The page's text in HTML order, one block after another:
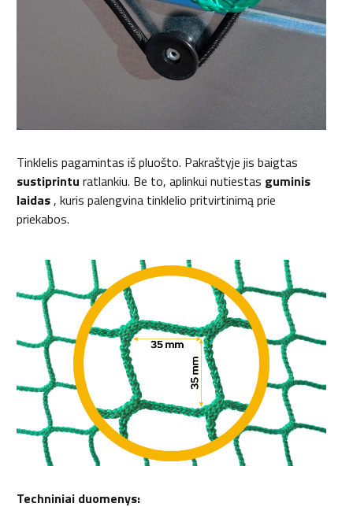
Tinklelis pagamintas iš pluošto. Pakraštyje jis baigtas
sustiprintu ratlankiu. Be to, aplinkui nutiestas guminis
laidas, kuris palengvina tinklelio pritvirtinimą prie
priekabos.
Techniniai duomenys: